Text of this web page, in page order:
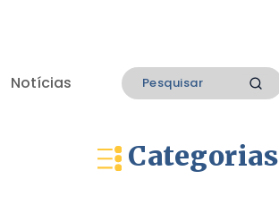
Notícias
Categorias